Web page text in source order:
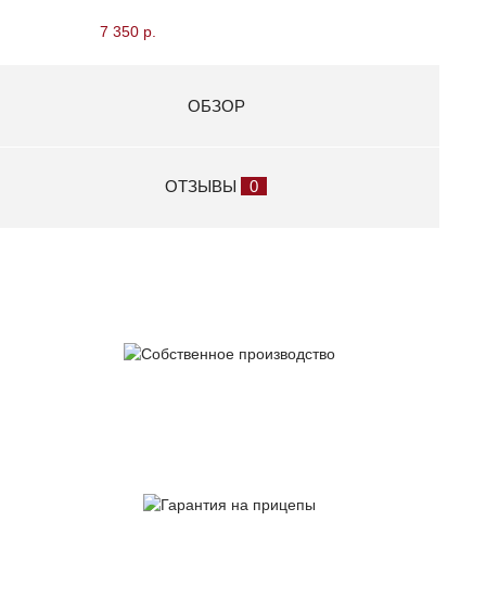
7 350 р.
ОБЗОР
ОТЗЫВЫ 0